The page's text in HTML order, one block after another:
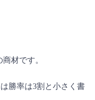
材です。
勝率は3割と小さく書